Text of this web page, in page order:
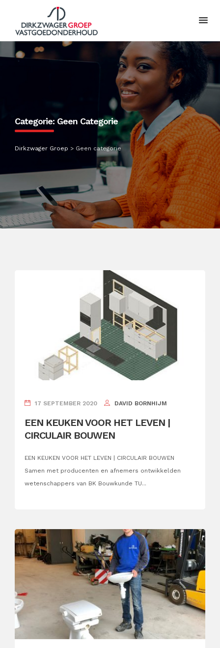
Categorie: Geen Categorie
Dirkzwager Groep > Geen categorie
17 SEPTEMBER 2020 DAVID BORNHIJM
EEN KEUKEN VOOR HET LEVEN |
CIRCULAIR BOUWEN
EEN KEUKEN VOOR HET LEVEN | CIRCULAIR BOUWEN
Samen met producenten en afnemers ontwikkelden
wetenschappers van BK Bouwkunde TU...